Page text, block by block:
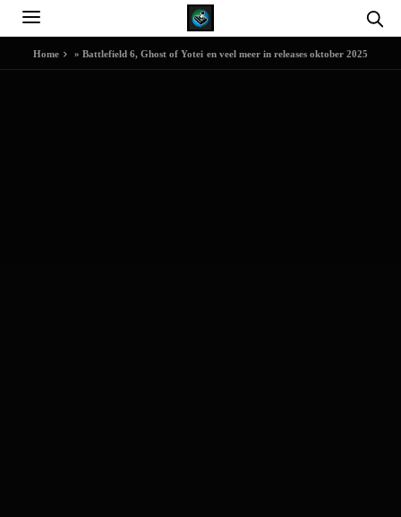
Home »Battlefield 6, Ghost of Yotei en veel meer in releases oktober 2025